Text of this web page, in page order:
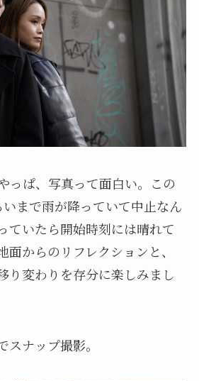
っぱ、写真って面白い。この
まで雨が降っていて中止なん
いたら開始時刻には晴れて
面からのリフレクションと、
り変わりを存分に楽しみまし
ナップ撮影。